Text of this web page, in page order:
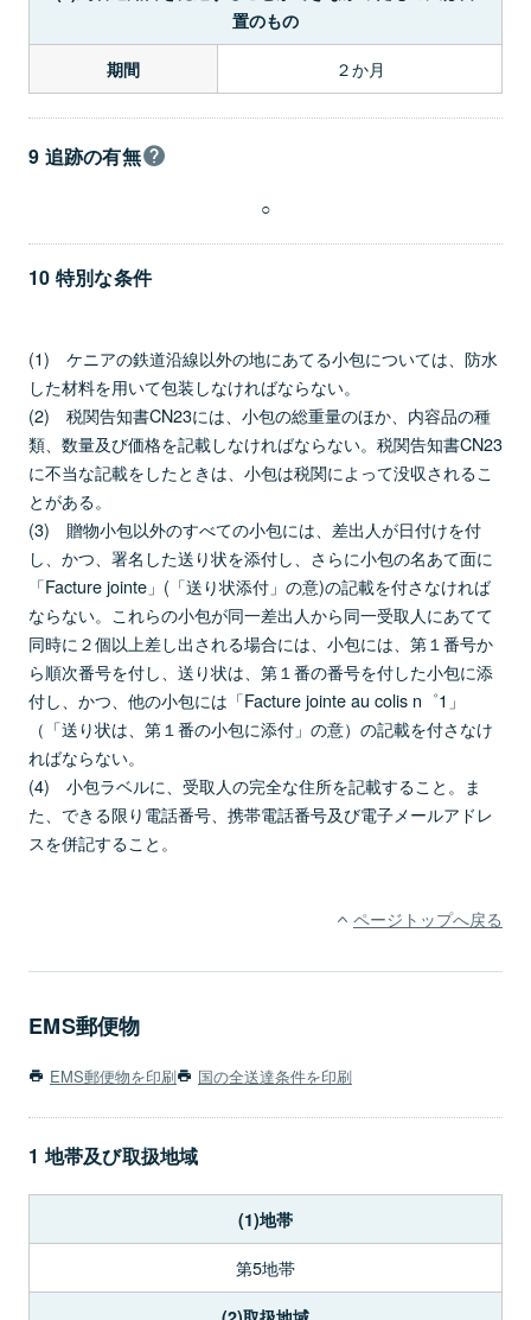
置のもの
期間 ２か月
9 追跡の有無
○
10 特別な条件
(1) ケニアの鉄道沿線以外の地にあてる小包については、防水
した材料を用いて包装しなければならない。
(2) 税関告知書CN23には、小包の総重量のほか、内容品の種
類、数量及び価格を記載しなければならない。税関告知書CN23
に不当な記載をしたときは、小包は税関によって没収されるこ
とがある。
(3) 贈物小包以外のすべての小包には、差出人が日付けを付
し、かつ、署名した送り状を添付し、さらに小包の名あて面に
「Facture jointe」(「送り状添付」の意)の記載を付さなければ
ならない。これらの小包が同一差出人から同一受取人にあてて
同時に２個以上差し出される場合には、小包には、第１番号か
ら順次番号を付し、送り状は、第１番の番号を付した小包に添
付し、かつ、他の小包には「Facture jointe au colis n゜1」
（「送り状は、第１番の小包に添付」の意）の記載を付さなけ
ればならない。
(4) 小包ラベルに、受取人の完全な住所を記載すること。ま
た、できる限り電話番号、携帯電話番号及び電子メールアドレ
スを併記すること。
ページトップへ戻る
EMS郵便物
EMS郵便物を印刷 国の全送達条件を印刷
1 地帯及び取扱地域
(1)地帯
第5地帯